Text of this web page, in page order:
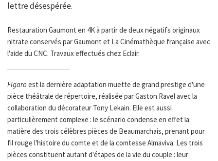
lettre désespérée.
Restauration Gaumont en 4K à partir de deux négatifs originaux
nitrate conservés par Gaumont et La Cinémathèque française avec
l'aide du CNC. Travaux effectués chez Eclair.
Figaro est la dernière adaptation muette de grand prestige d'une
pièce théâtrale de répertoire, réalisée par Gaston Ravel avec la
collaboration du décorateur Tony Lekain. Elle est aussi
particulièrement complexe : le scénario condense en effet la
matière des trois célèbres pièces de Beaumarchais, prenant pour
fil rouge l'histoire du comte et de la comtesse Almaviva. Les trois
pièces constituent autant d'étapes de la vie du couple : leur